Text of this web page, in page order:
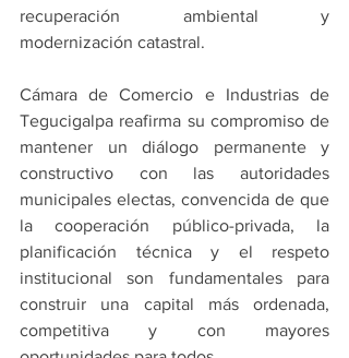
recuperación ambiental y
modernización catastral.
Cámara de Comercio e Industrias de
Tegucigalpa reafirma su compromiso de
mantener un diálogo permanente y
constructivo con las autoridades
municipales electas, convencida de que
la cooperación público-privada, la
planificación técnica y el respeto
institucional son fundamentales para
construir una capital más ordenada,
competitiva y con mayores